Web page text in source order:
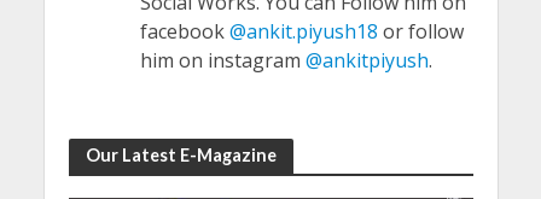
facebook@ankit.piyush18 or follow
him on instagram @ankitpiyush.
Our Latest E-Magazine